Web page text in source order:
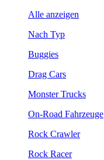
Alle anzeigen
Nach Typ
Buggies
Drag Cars
Monster Trucks
On-Road Fahrzeuge
Rock Crawler
Rock Racer